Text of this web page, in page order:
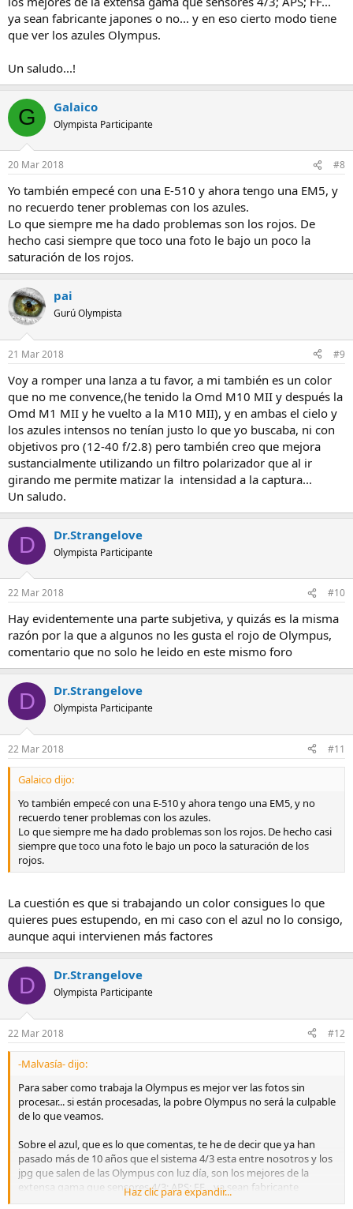
ya sean fabricante japones o no... y en eso cierto modo tiene
que ver los azules Olympus.
Un saludo...!
G Galaico
Olympista Participante
20 Mar 2018 #8
Yo también empecé con una E-510 y ahora tengo una EM5, y
no recuerdo tener problemas con los azules.
Lo que siempre me ha dado problemas son los rojos. De
hecho casi siempre que toco una foto le bajo un poco la
saturación de los rojos.
pai
Gurú Olympista
21 Mar 2018 #9
Voy a romper una lanza a tu favor, a mi también es un color
que no me convence,(he tenido la Omd M10 MII y después la
Omd M1 MII y he vuelto a la M10 MII), y en ambas el cielo y
los azules intensos no tenían justo lo que yo buscaba, ni con
objetivos pro (12-40 f/2.8) pero también creo que mejora
sustancialmente utilizando un filtro polarizador que al ir
girando me permite matizar la intensidad a la captura...
Un saludo.
D Dr.Strangelove
Olympista Participante
22 Mar 2018 #10
Hay evidentemente una parte subjetiva, y quizás es la misma
razón por la que a algunos no les gusta el rojo de Olympus,
comentario que no solo he leido en este mismo foro
D Dr.Strangelove
Olympista Participante
22 Mar 2018 #11
Galaico dijo:
Yo también empecé con una E-510 y ahora tengo una EM5, y no
recuerdo tener problemas con los azules.
Lo que siempre me ha dado problemas son los rojos. De hecho casi
siempre que toco una foto le bajo un poco la saturación de los
rojos.
La cuestión es que si trabajando un color consigues lo que
quieres pues estupendo, en mi caso con el azul no lo consigo,
aunque aqui intervienen más factores
D Dr.Strangelove
Olympista Participante
22 Mar 2018 #12
-Malvasía- dijo:
Para saber como trabaja la Olympus es mejor ver las fotos sin
procesar... si están procesadas, la pobre Olympus no será la culpable
de lo que veamos.
Sobre el azul, que es lo que comentas, te he de decir que ya han
pasado más de 10 años que el sistema 4/3 esta entre nosotros y los
jpg que salen de las Olympus con luz día, son los mejores de la
extensa gama que sensores 4/3; APS; FF... ya sean fabricante
japones o no... y en eso cierto modo tiene que ver los azules
Haz clic para expandir...